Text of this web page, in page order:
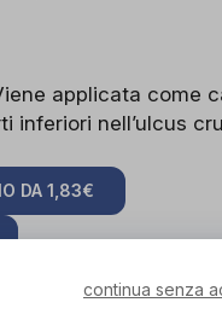
applicata come
inferiori nell’ulcus
DA1,83€
SPEDIZIONE
continua senza